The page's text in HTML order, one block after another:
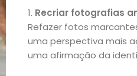
Beleza
Bora
1. Recriar fotografias
Refazer fotos
uma perspectiva mais
uma afirmação da